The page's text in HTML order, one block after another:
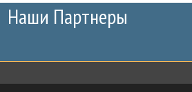
Наши Партнеры